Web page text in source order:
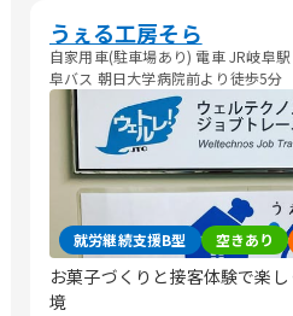
うぇる工房そら
自家用車(駐車場あり) 電車 JR岐阜
阜バス 朝日大学病院前より徒歩5分
就労継続支援B型 空きあり
お菓子づくりと接客体験で楽
境